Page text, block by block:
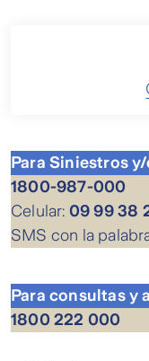
Para Siniestros
1800-987-000
Celular: 09 99 38
SMS con la
Para consultas y
1800 222 000